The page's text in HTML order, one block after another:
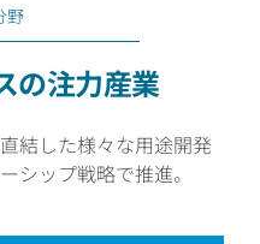
野
の注力産業
結した様々な用途開発
シップ戦略で推進。